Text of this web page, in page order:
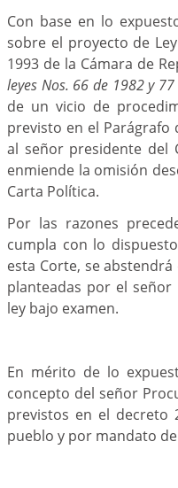
Con base en lo
sobre el proyecto de
1993 de la Cámara de
leyes Nos. 66 de 1982 y
de un vicio de
previsto en el
al señor presidente del
enmiende la omisión
Carta Política.
Por las razones
cumpla con lo
esta Corte, se
planteadas por el
ley bajo examen.
En mérito de lo
concepto del señor
previstos en el decreto
pueblo y por mandato